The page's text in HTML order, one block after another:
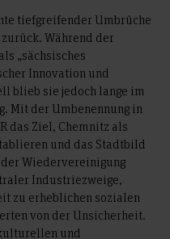
tiefgreifender Umbrüche
Während der
„sächsisches
Innovation und
blieb sie jedoch lange im
Mit der Umbenennung in
das Ziel, Chemnitz als
und das Stadtbild
Wiedervereinigung
Industriezweige,
zu erheblichen sozialen
von der Unsicherheit.
und